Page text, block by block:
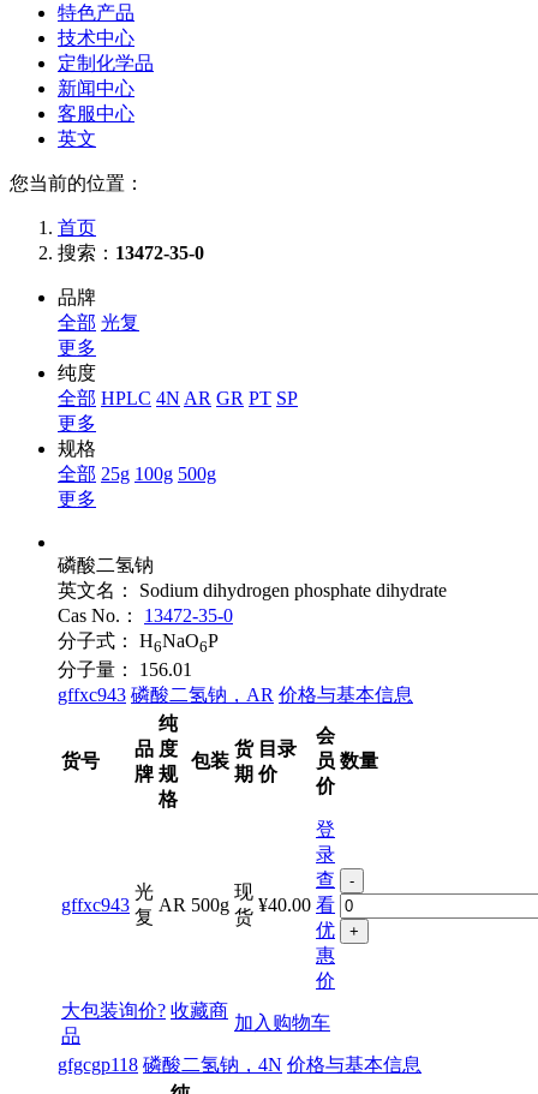
特色产品
技术中心
定制化学品
新闻中心
客服中心
英文
您当前的位置：
首页
搜索： 13472-35-0
品牌
全部 光复
更多
纯度
全部 HPLC 4N AR GR PT SP
更多
规格
全部 25g 100g 500g
更多
磷酸二氢钠
英文名：
Sodium dihydrogen phosphate dihydrate
Cas No.：
13472-35-0
分子式：
H6NaO6P
分子量：
156.01
gffxc943 磷酸二氢钠，AR 价格与基本信息
货号
品
牌
纯
度
规
格
包装
货
期
目录
价
会
员
价
数量
gffxc943
光
复
AR 500g
现
货
¥40.00
登
录
查
看
优
惠
价
-
+
大包装询价? 收藏商
品
加入购物车
gfgcgp118 磷酸二氢钠，4N 价格与基本信息